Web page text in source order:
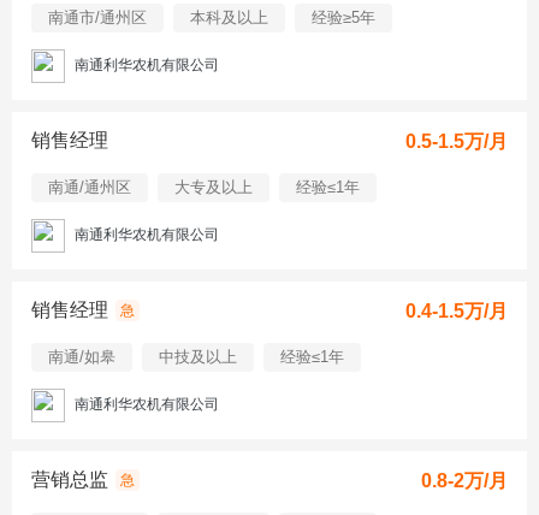
南通市/通州区 本科及以上 经验≥5年
南通利华农机有限公司
销售经理 0.5-1.5万/月
南通/通州区 大专及以上 经验≤1年
南通利华农机有限公司
销售经理 急 0.4-1.5万/月
南通/如皋 中技及以上 经验≤1年
南通利华农机有限公司
营销总监 急 0.8-2万/月